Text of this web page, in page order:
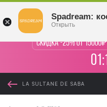
Скидка -25% от 15000₽
LA SULTANЕ DE SABA
Spadream:
Открыть